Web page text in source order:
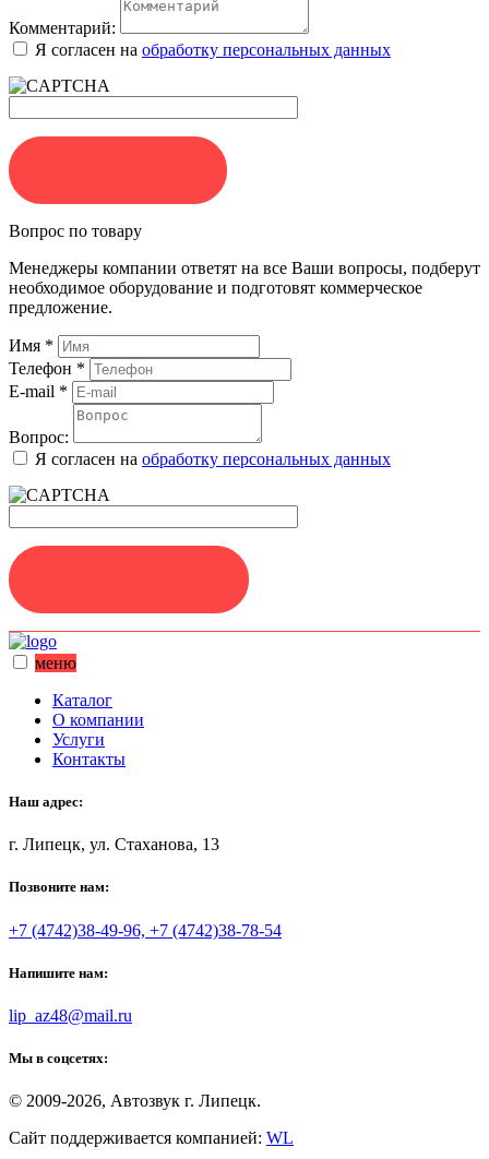
Комментарий:
Я согласен на обработку персональных данных
Вопрос по товару
Менеджеры компании ответят на все Ваши вопросы, подберут
необходимое оборудование и подготовят коммерческое
предложение.
Имя *
Телефон *
E-mail *
Вопрос:
Я согласен на обработку персональных данных
меню
Каталог
О компании
Услуги
Контакты
Наш адрес:
г. Липецк, ул. Стаханова, 13
Позвоните нам:
+7 (4742)38-49-96, +7 (4742)38-78-54
Напишите нам:
lip_az48@mail.ru
Мы в соцсетях:
© 2009-2026, Автозвук г. Липецк.
Сайт поддерживается компанией: WL